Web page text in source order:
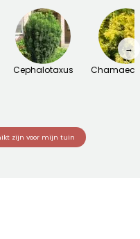
Cephalotaxus
→
zijn voor mijn tuin